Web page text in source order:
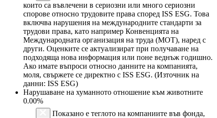
които са въвлечени в сериозни или много сериозни
спорове относно трудовите права според ISS ESG. Това
включва нарушения на международните стандарти за
трудови права, като например Конвенцията на
Международната организация на труда (МОТ), наред с
други. Оценките се актуализират при получаване на
подходяща нова информация или поне веднъж годишно.
Ако имате въпроси относно данните на компанията,
моля, свържете се директно с ISS ESG. (Източник на
данни: ISS ESG)
Нарушаване на хуманното отношение към животните
0.00%
Показано е теглото на компаниите във фонда,